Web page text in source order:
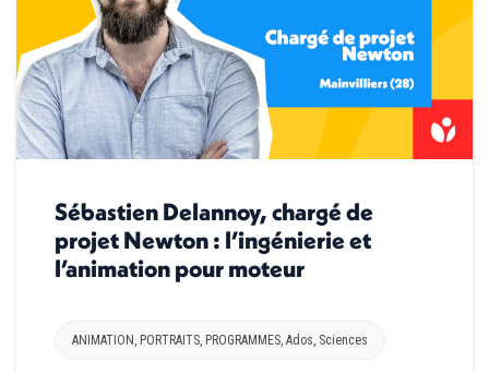
Sébastien Delannoy, chargé de
projet Newton : l’ingénierie et
l’animation pour moteur
ANIMATION , PORTRAITS, PROGRAMMES, Ados, Sciences